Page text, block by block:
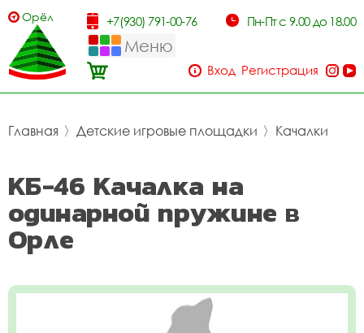
Орёл +7(930) 791-00-76 Пн-Пт с 9.00 до 18.00
Меню
Вход Регистрация
Главная 〉 Детские игровые площадки 〉 Качалки
КБ-46 Качалка на
одинарной пружине в
Орле